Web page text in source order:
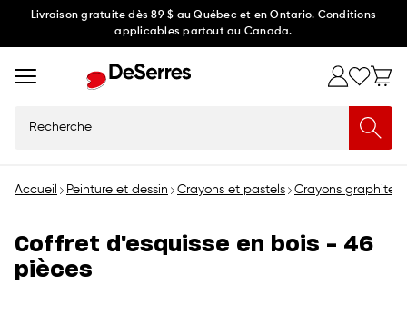
Ignorer
au
Livraison gratuite dès 89 $ au Québec et en Ontario. Conditions
applicables partout au Canada.
Accueil Peinture et dessin Crayons et pastels Crayons graphite
Coffret d'esquisse en bois - 46
pièces